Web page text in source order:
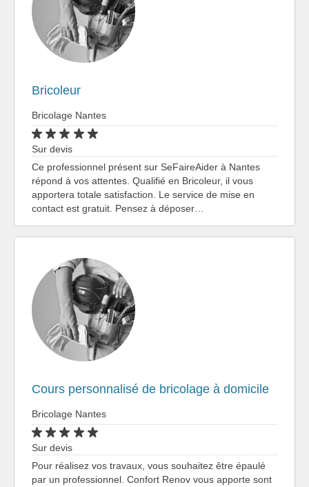
Bricoleur
Bricolage Nantes
Sur devis
Ce professionnel présent sur SeFaireAider à Nantes
répond à vos attentes. Qualifié en Bricoleur, il vous
apportera totale satisfaction. Le service de mise en
contact est gratuit. Pensez à déposer…
Cours personnalisé de bricolage à domicile
Bricolage Nantes
Sur devis
Pour réalisez vos travaux, vous souhaitez être épaulé
par un professionnel. Confort Renov vous apporte sont